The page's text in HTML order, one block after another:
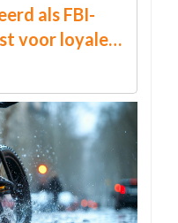
als FBI-
voor loyale